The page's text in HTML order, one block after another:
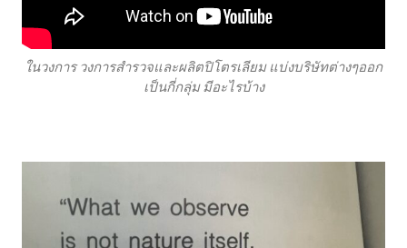
ในวงการ วงการสำรวจและผลิตปิโตรเลียม แบ่งบริษัทต่างๆออก
เป็นกี่กลุ่ม มีอะไรบ้าง